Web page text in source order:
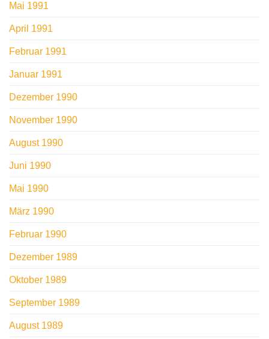
Mai 1991
April 1991
Februar 1991
Januar 1991
Dezember 1990
November 1990
August 1990
Juni 1990
Mai 1990
März 1990
Februar 1990
Dezember 1989
Oktober 1989
September 1989
August 1989